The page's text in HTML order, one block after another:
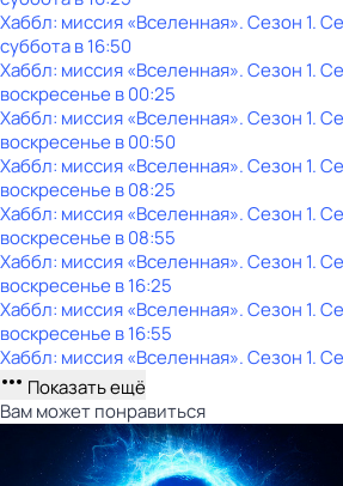
Хаббл: миссия «Вселенная». Сезон 1.
субботав16:50
Хаббл: миссия «Вселенная». Сезон 1.
воскресенье в00:25
Хаббл: миссия «Вселенная». Сезон 1.
воскресенье в00:50
Хаббл: миссия «Вселенная». Сезон 1.
воскресенье в08:25
Хаббл: миссия «Вселенная». Сезон 1.
воскресенье в08:55
Хаббл: миссия «Вселенная». Сезон 1.
воскресенье в16:25
Хаббл: миссия «Вселенная». Сезон 1.
воскресенье в16:55
Хаббл: миссия «Вселенная». Сезон 1.
Показать ещё
Вам может понравиться